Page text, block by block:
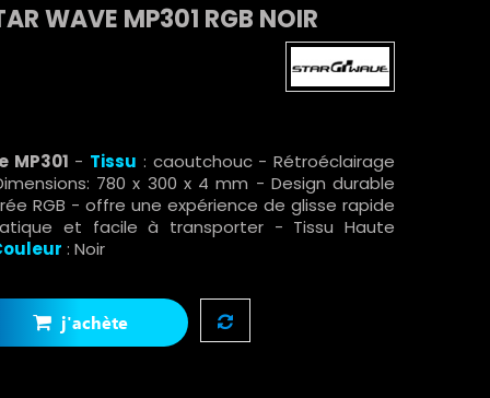
WAVE MP301 RGB NOIR
MP301 - Tissu : caoutchouc - Rétroéclairage
780 x 300 x 4 mm - Design durable
RGB - offre une expérience de glisse rapide
et facile à transporter - Tissu Haute
: Noir
j'achète